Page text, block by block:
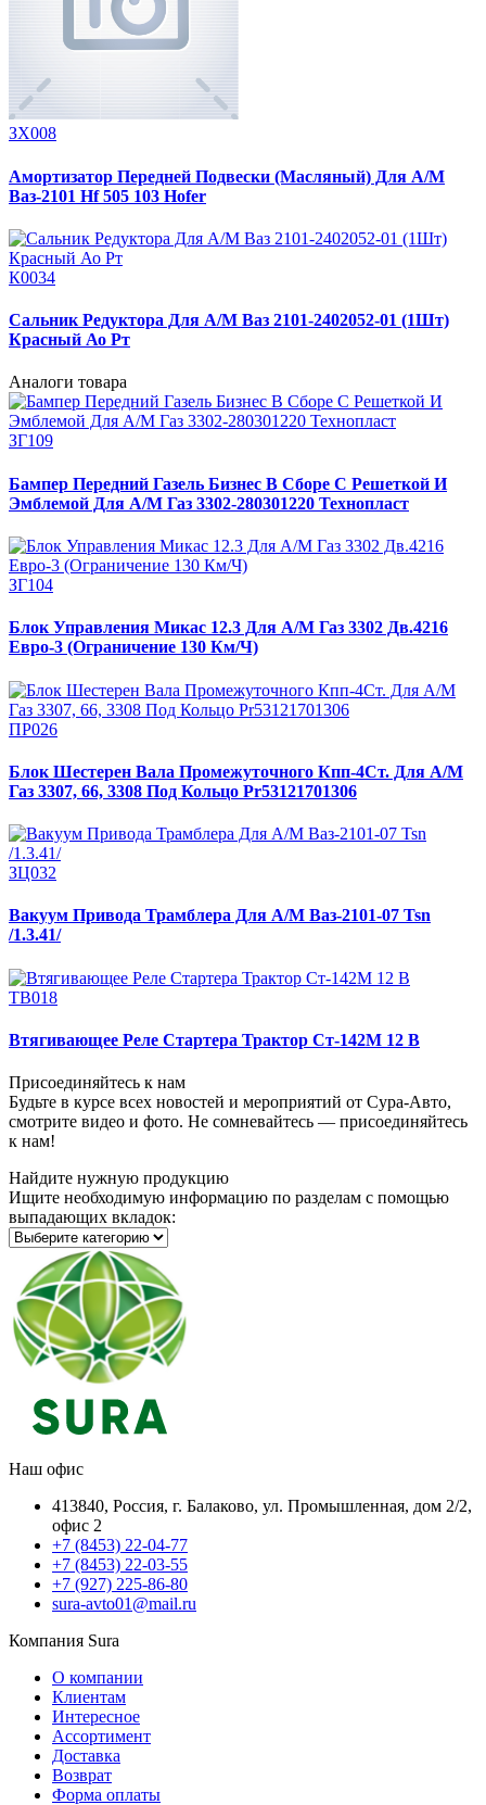
ЗХ008
Амортизатор Передней Подвески (Масляный) Для А/М
Ваз-2101 Hf 505 103 Hofer
К0034
Сальник Редуктора Для А/М Ваз 2101-2402052-01 (1Шт)
Красный Ао Рт
Аналоги товара
ЗГ109
Бампер Передний Газель Бизнес В Сборе С Решеткой И
Эмблемой Для А/М Газ 3302-280301220 Технопласт
ЗГ104
Блок Управления Микас 12.3 Для А/М Газ 3302 Дв.4216
Евро-3 (Ограничение 130 Км/Ч)
ПР026
Блок Шестерен Вала Промежуточного Кпп-4Ст. Для А/М
Газ 3307, 66, 3308 Под Кольцо Pr53121701306
ЗЦ032
Вакуум Привода Трамблера Для А/М Ваз-2101-07 Tsn
/1.3.41/
ТВ018
Втягивающее Реле Стартера Трактор Ст-142М 12 В
Присоединяйтесь к нам
Будьте в курсе всех новостей и мероприятий от Сура-Авто,
смотрите видео и фото. Не сомневайтесь — присоединяйтесь
к нам!
Найдите нужную продукцию
Ищите необходимую информацию по разделам с помощью
выпадающих вкладок:
Наш офис
413840, Россия, г. Балаково, ул. Промышленная, дом 2/2,
офис 2
+7 (8453) 22-04-77
+7 (8453) 22-03-55
+7 (927) 225-86-80
sura-avto01@mail.ru
Компания Sura
О компании
Клиентам
Интересное
Ассортимент
Доставка
Возврат
Форма оплаты